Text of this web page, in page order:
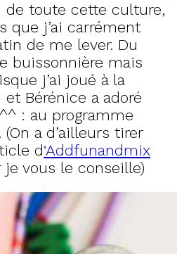
de toute cette culture,
que j’ai carrément
de me lever. Du
buissonnière mais
j’ai joué à la
Bérénice a adoré
: au programme
a d’ailleurs tirer
d‘Addfunandmix
vous le conseille)